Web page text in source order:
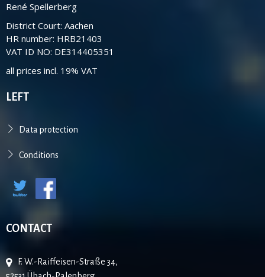
René Spellerberg
District Court: Aachen
HR number: HRB21403
VAT ID NO: DE314405351
all prices incl. 19% VAT
LEFT
Data protection
Conditions
CONTACT
F. W.-Raiffeisen-Straße 34,